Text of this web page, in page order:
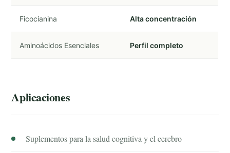
Ficocianina Alta concentración
Aminoácidos Esenciales Perfil completo
Aplicaciones
Suplementos para la salud cognitiva y el cerebro